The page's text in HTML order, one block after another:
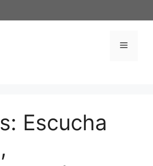
Menú
Escucha